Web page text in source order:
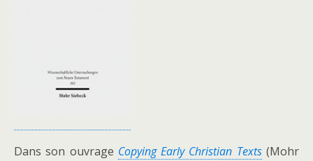
Dans son ouvrage Copying Early Christian Texts(Mohr